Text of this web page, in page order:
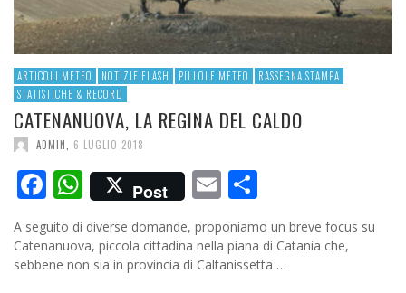
ARTICOLI METEO NOTIZIE FLASH PILLOLE METEO
RASSEGNA STAMPA
STATISTICHE & RECORD
CATENANUOVA, LA REGINA DEL CALDO
ADMIN 6 LUGLIO 2018
Facebook
WhatsApp
Post Email
A seguito di diverse domande, proponiamo un breve focus su
Catenanuova, piccola cittadina nella piana di Catania che,
sebbene non sia in provincia di Caltanissetta …